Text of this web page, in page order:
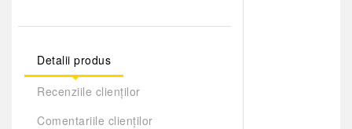
Detalii produs
Recenziile clienților
Comentariile clienților